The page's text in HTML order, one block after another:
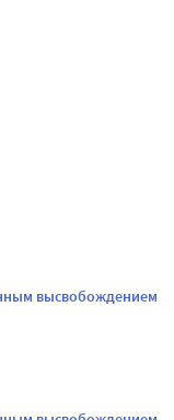
высвобождением